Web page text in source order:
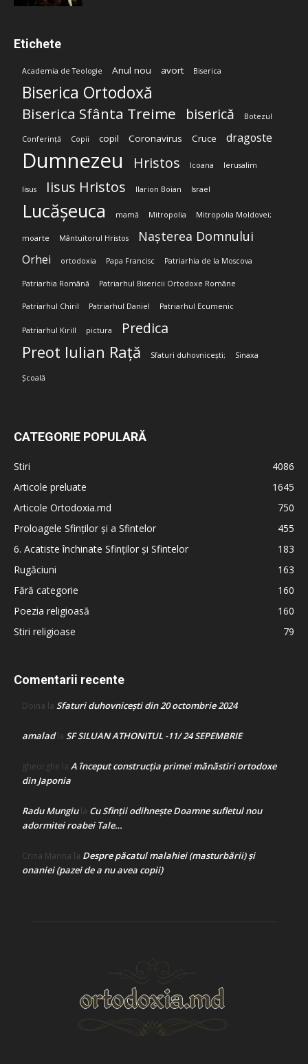
Etichete
Academia de Teologie Anul nou avort Biserica
Biserica Ortodoxă
Biserica Sfânta Treime biserică Botezul
Conferință Copii copil Coronavirus Cruce dragoste
Dumnezeu Hristos Icoana Ierusalim
Iisus Iisus Hristos Ilarion Boian Israel
Lucășeuca mamă Mitropolia Mitropolia Moldovei;
moarte Mântuitorul Hristos Nașterea Domnului
Orhei ortodoxia Papa Francisc Patriarhia de la Moscova
Patriarhia Română Patriarhul Bisericii Ortodoxe Române
Patriarhul Chiril Patriarhul Daniel Patriarhul Ecumenic
Patriarhul Kirill pictura Predica
Preot Iulian Rață Sfaturi duhovnicești; Sinaxa
Școală
CATEGORIE POPULARĂ
Stiri
4086
Articole preluate
1645
Articole Ortodoxia.md
750
Proloagele Sfinților și a Sfintelor
455
6. Acatiste închinate Sfinților și Sfintelor
183
Rugăciuni
163
Fără categorie
160
Poezia religioasă
160
Stiri religioase
79
Comentarii recente
Doina la Sfaturi duhovnicești din 20 octombrie 2024
amaladla SF SILUAN ATHONITUL -11/ 24 SEPEMBRIE
gheorghe la A început construcţia primei mănăstiri ortodoxe
din Japonia
Radu Mungiula Cu Sfinții odihnește Doamne sufletul nou
adormitei roabei Tale…
Crina Marina la Despre păcatul malahiei (masturbării) şi
onaniei (pazei de a nu avea copii)